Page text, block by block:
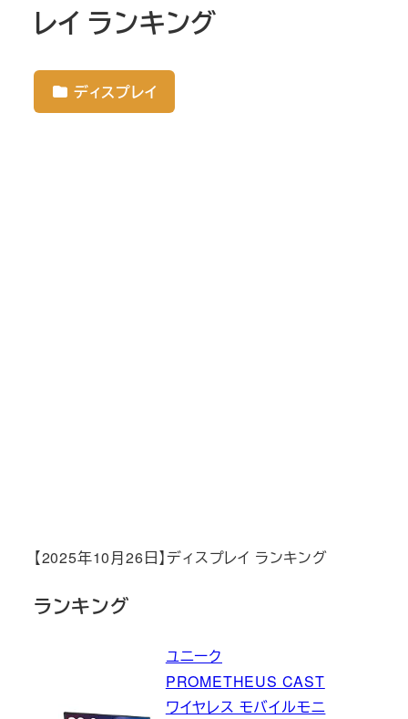
レイ ランキング
ディスプレイ
【2025年10月26日】ディスプレイ ランキング
ランキング
ユニーク
PROMETHEUS CAST
ワイヤレス モバイルモニ